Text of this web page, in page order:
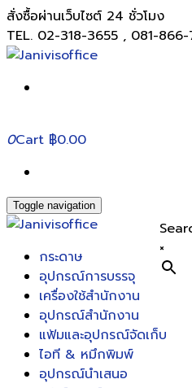
สั่งซื้อผ่านเว็บไซต์ 24 ชั่วโมง
TEL. 02-318-3655 , 081-
0Cart ฿0.00
Toggle navigation
×
กระดาษ
อุปกรณ์การบรรจุ
เครื่องใช้สำนักงาน
อุปกรณ์สำนักงาน
แฟ้มและอุปกรณ์จัดเก็บ
ไอที & หมึกพิมพ์
อุปกรณ์นำเสนอ